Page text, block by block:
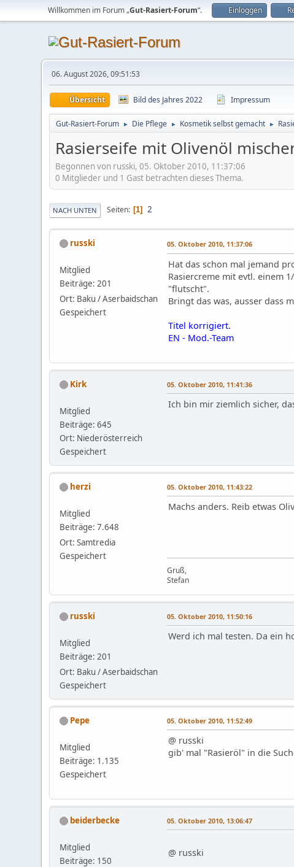
Willkommen im Forum „Gut-Rasiert-Forum“. Einloggen
06. August 2026, 09:51:53
Übersicht Bild des Jahres 2022 Impressum
Gut-Rasiert-Forum ► Die Pflege ► Kosmetik selbst gemacht ►
Rasierseife mit Olivenöl
Begonnen von russki, 05. Oktober 2010, 11:37:06
0 Mitglieder und 1 Gast betrachten dieses Thema.
NACH UNTEN Seiten 1 2
russki
Mitglied
Beiträge: 201
Ort: Baku / Aserbaidschan
Gespeichert
05. Oktober 2010, 11:37:06
Hat das schon mal jemand
Rasiercreme mit evtl. einem
"flutscht".
Bringt das was, ausser dass
Titel korrigiert.
EN - Mod.-Team
Kirk
Mitglied
Beiträge: 645
Ort: Niederösterreich
Gespeichert
05. Oktober 2010, 11:41:36
Ich bin mir ziemlich sicher,
herzi
Mitglied
Beiträge: 7.648
Ort: Samtredia
Gespeichert
05. Oktober 2010, 11:43:22
Machs anders. Reib etwas
Gruß,
Stefan
russki
Mitglied
Beiträge: 201
Ort: Baku / Aserbaidschan
Gespeichert
05. Oktober 2010, 11:50:16
Werd ich mal testen. Da ein
Pepe
Mitglied
Beiträge: 1.135
Gespeichert
05. Oktober 2010, 11:52:49
@ russki
gib' mal "Rasieröl" in die
beiderbecke
Mitglied
Beiträge: 150
05. Oktober 2010, 13:06:47
@ russki